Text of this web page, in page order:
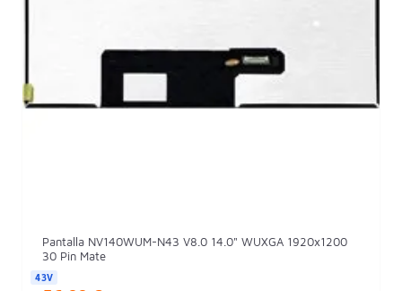
Pantalla NV140WUM-N43 V8.0 14.0" WUXGA 1920x1200
30 Pin Mate
43V